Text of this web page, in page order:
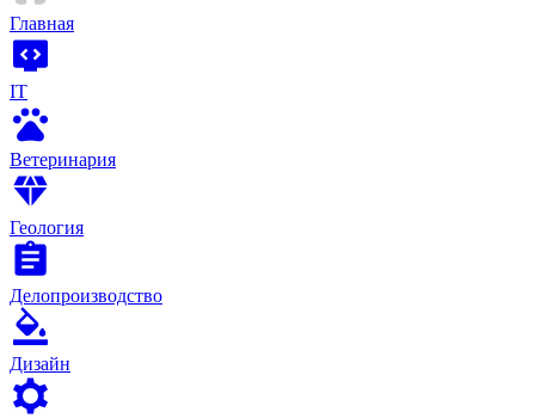
Главная
IT
Ветеринария
Геология
Делопроизводство
Дизайн